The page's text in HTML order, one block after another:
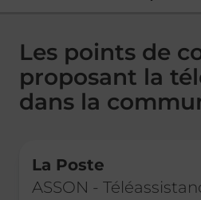
Les points de
proposant la
dans la
La Poste
ASSON -